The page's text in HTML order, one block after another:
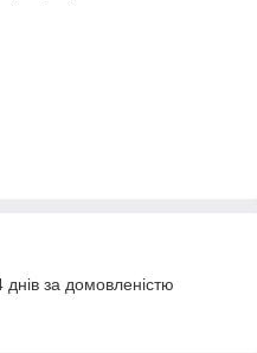
за домовленістю